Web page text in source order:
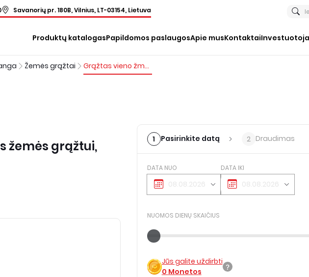
Savanorių pr. 180B, Vilnius, LT-03154, Lietuva
Produktų katalogasPapildomos paslaugosApie musKontaktai
Žemės grąžtai Grąžtas vieno žmogaus žemės grąžtui, 200 mm
žemės grąžtui,
1 Pasirinkite datą 2 Draudimas
DATA NUO DATA IKI
NUOMOS DIENŲ SKAIČIUS
Jūs galite uždirbti
0 Monetos